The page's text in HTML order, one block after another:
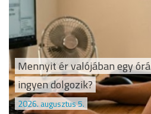
Mennyit ér valójában egy
ingyen dolgozik?
2026. augusztus 5.